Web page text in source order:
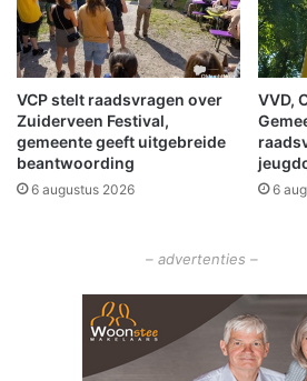
h
e
B
r
i
t
i
s
h
VCP stelt raadsvragen over
Zuiderveen Festival,
gemeente geeft uitgebreide
beantwoording
6 augustus 2026
VVD,
6
– advertenties –